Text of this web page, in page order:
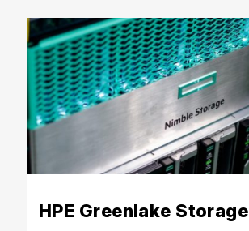
HPE Greenlake Storage